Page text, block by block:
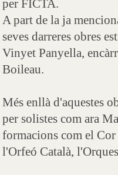
per FICTA.
A part de la ja
seves darreres obres
Vinyet Panyella,
Boileau.
Més enllà d'aquestes
per solistes com ara
formacions com el
l'Orfeó Català,